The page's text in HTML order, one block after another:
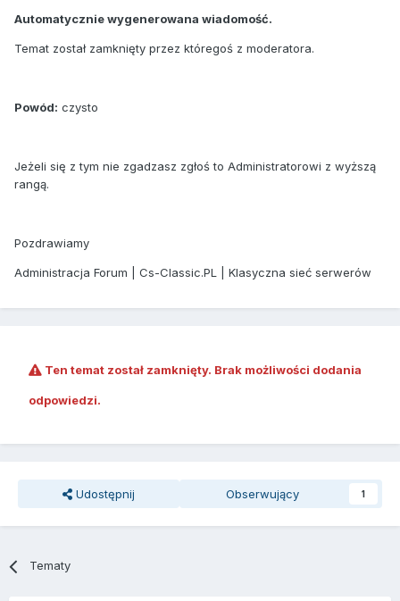
Automatycznie wygenerowana wiadomość.
Temat został zamknięty przez któregoś z moderatora.
Powód: czysto
Jeżeli się z tym nie zgadzasz zgłoś to Administratorowi z wyższą
rangą.
Pozdrawiamy
Administracja Forum | Cs-Classic.PL | Klasyczna sieć serwerów
Ten temat został zamknięty. Brak możliwości dodania
odpowiedzi.
Udostępnij Obserwujący 1
Tematy